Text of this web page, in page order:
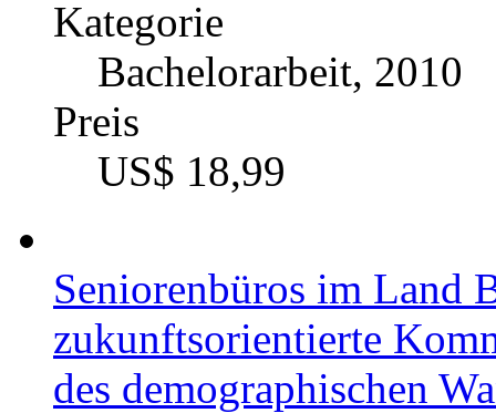
Kategorie
Bachelorarbeit, 2010
Preis
US$ 18,99
Seniorenbüros im Land
zukunftsorientierte
des demographischen